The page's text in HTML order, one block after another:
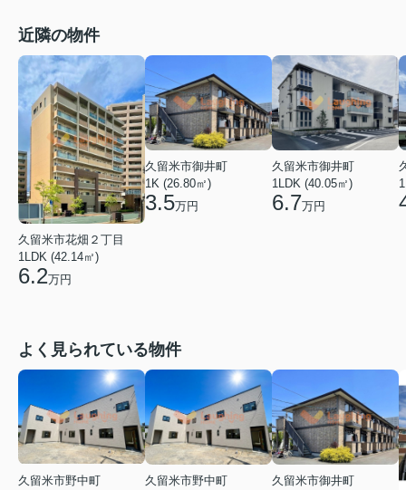
近隣の物件
久留米市花畑２丁目
1LDK (42.14㎡)
6.2万円
久留米市御井町
1K (26.80㎡)
3.5万円
久留米市御井町
1LDK (40.05㎡)
6.7万円
よく見られている物件
久留米市野中町
久留米市野中町
久留米市御井町